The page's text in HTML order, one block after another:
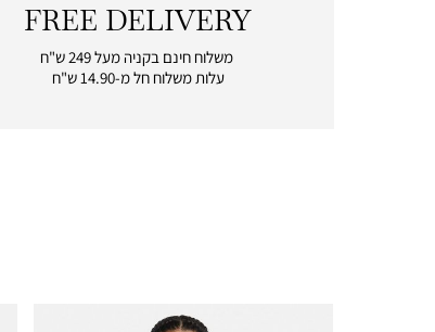
|
free
delivery
FREE DELIVERY
משלוח חינם בקניה מעל 249 ש"ח
עלות משלוח חל מ-14.90 ש"ח